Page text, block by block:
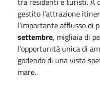
gestito l’attrazione
l’importante afflusso di
settembre, migliaia di
l’opportunità unica di
godendo di una vista
mare.